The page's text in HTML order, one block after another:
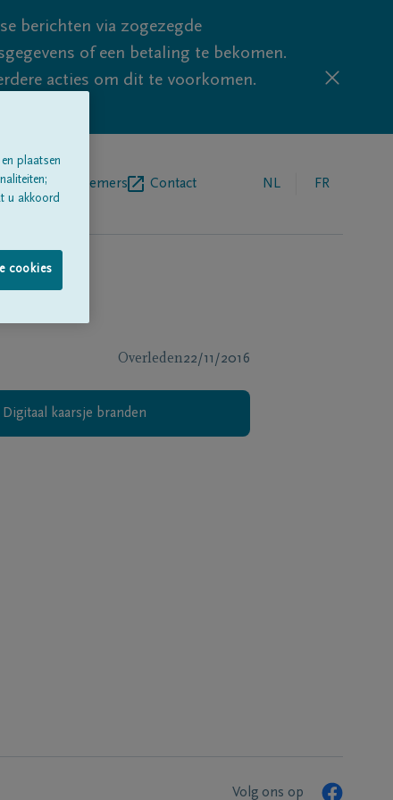
berichten via zogezegde
of een betaling te bekomen.
acties om dit te voorkomen.
Contact NL FR
Overleden22/11/2016
Digitaal kaarsje branden
Volg ons op
plaatsen
u akkoord
cookies